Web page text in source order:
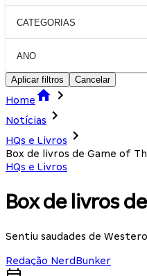
CATEGORIAS
ANO
Aplicar filtros Cancelar
Home
Notícias
HQs e Livros
Box de livros de Game of
HQs e Livros
Box de livros
Sentiu saudades de
Redação NerdBunker